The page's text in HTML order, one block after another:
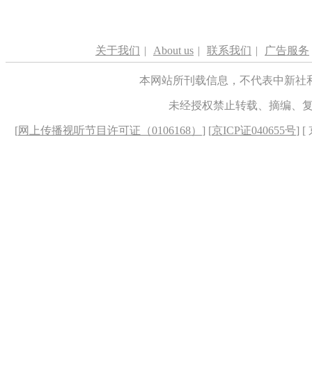
关于我们 | About us | 联系我们 | 广告服务
本网站所刊载信息，不代表中新
未经授权禁止转载、摘编、
[网上传播视听节目许可证（0106168） ] [京ICP证040655号] [